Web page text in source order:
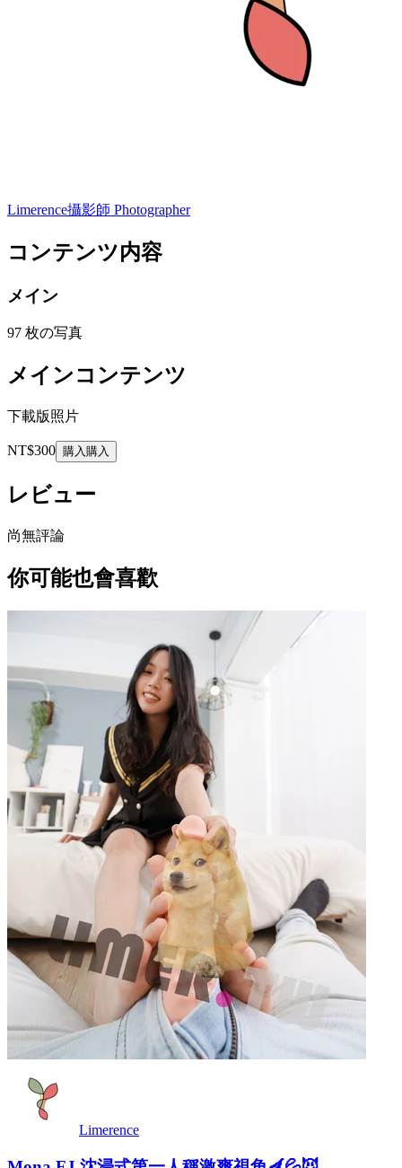
Limerence攝影師 Photographer
コンテンツ内容
メイン
97 枚の写真
メインコンテンツ
下載版照片
NT$300 購入購入
レビュー
尚無評論
你可能也會喜歡
Limerence